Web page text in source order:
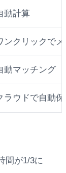
動計算
ンクリックで
動マッチング
ラウドで自動
間が1/3に